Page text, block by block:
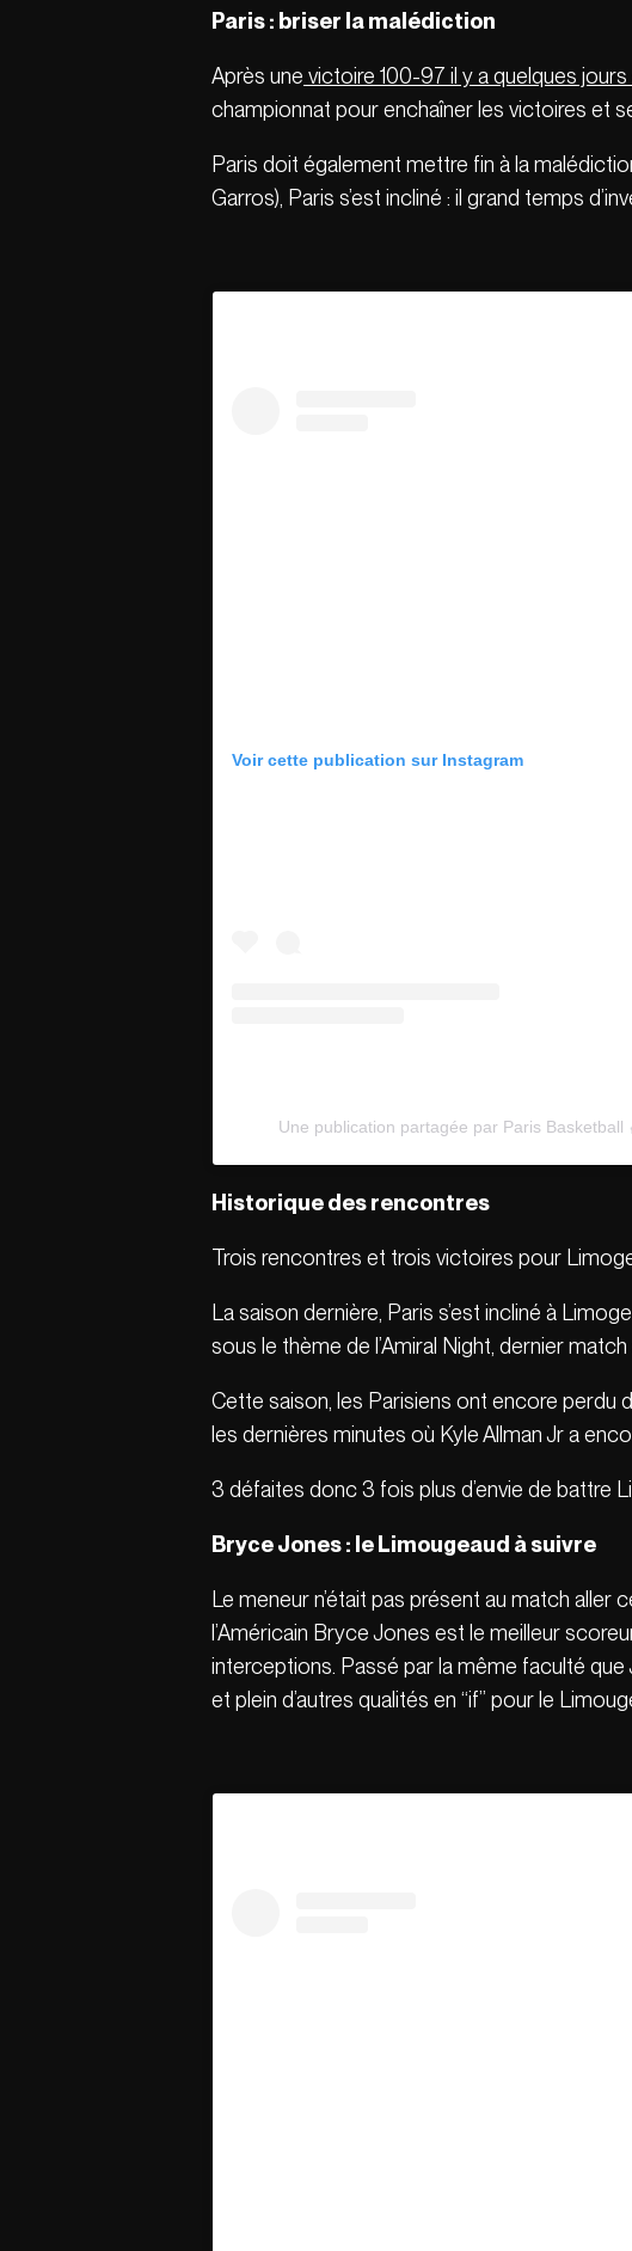
Paris : briser la malédiction
Après une victoire 100-97 il y a quelques
championnat pour enchaîner les victoires et
Paris doit également mettre fin à la
Garros), Paris s’est incliné : il grand temps
Voir cette publication sur Instagram
Une publication partagée par Paris Basketball
Historique des rencontres
Trois rencontres et trois victoires pour
La saison dernière, Paris s’est incliné à
sous le thème de l’Amiral Night, dernier
Cette saison, les Parisiens ont encore perdu
les dernières minutes où Kyle Allman Jr a
3 défaites donc 3 fois plus d’envie de battre
Bryce Jones : le Limougeaud à suivre
Le meneur n’était pas présent au match
l’Américain Bryce Jones est le meilleur
interceptions. Passé par la même faculté
et plein d’autres qualités en “if” pour le